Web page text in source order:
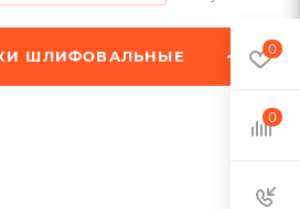
ШЛИФОВАЛЬНЫЕ 0
0